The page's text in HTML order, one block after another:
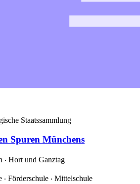
Staatssammlung
Spuren Münchens
‧ Hort und Ganztag
‧ Förderschule ‧ Mittelschule